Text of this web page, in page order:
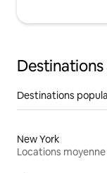
Destinations
New York